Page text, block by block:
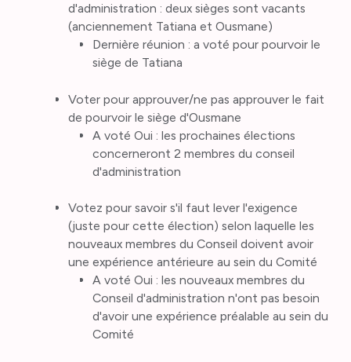
d'administration : deux sièges sont vacants
(anciennement Tatiana et Ousmane)
Dernière réunion : a voté pour pourvoir le
siège de Tatiana
Voter pour approuver/ne pas approuver le fait
de pourvoir le siège d'Ousmane
A voté Oui : les prochaines élections
concerneront 2 membres du conseil
d'administration
Votez pour savoir s'il faut lever l'exigence
(juste pour cette élection) selon laquelle les
nouveaux membres du Conseil doivent avoir
une expérience antérieure au sein du Comité
A voté Oui : les nouveaux membres du
Conseil d'administration n'ont pas besoin
d'avoir une expérience préalable au sein du
Comité